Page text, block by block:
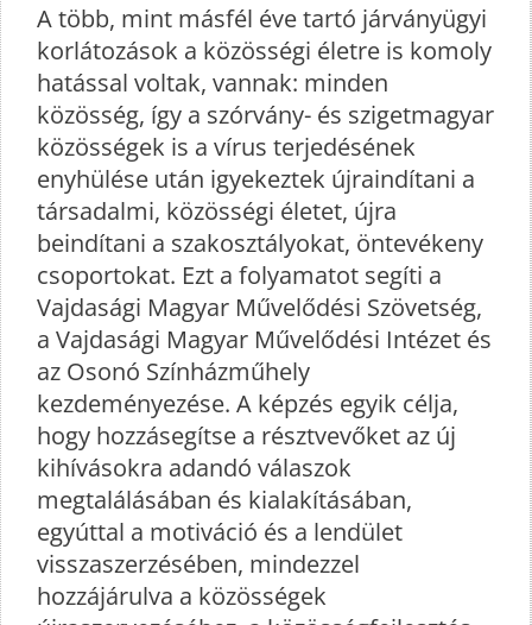
A több, mint másfél éve tartó járványügyi
korlátozások a közösségi életre is komoly
hatással voltak, vannak: minden
közösség, így a szórvány- és szigetmagyar
közösségek is a vírus terjedésének
enyhülése után igyekeztek újraindítani a
társadalmi, közösségi életet, újra
beindítani a szakosztályokat, öntevékeny
csoportokat. Ezt a folyamatot segíti a
Vajdasági Magyar Művelődési Szövetség,
a Vajdasági Magyar Művelődési Intézet és
az Osonó Színházműhely
kezdeményezése. A képzés egyik célja,
hogy hozzásegítse a résztvevőket az új
kihívásokra adandó válaszok
megtalálásában és kialakításában,
egyúttal a motiváció és a lendület
visszaszerzésében, mindezzel
hozzájárulva a közösségek